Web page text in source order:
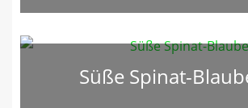
Süße Spinat-